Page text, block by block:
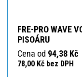
FRE-PRO WAVE
PISOÁRU
Cena od 94,38 Kč
78,00 Kč bez DPH